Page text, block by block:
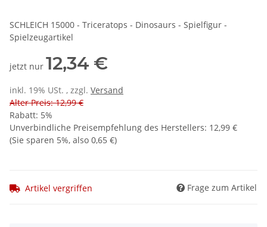
SCHLEICH 15000 - Triceratops - Dinosaurs - Spielfigur -
Spielzeugartikel
jetzt nur 12,34 €
inkl. 19% USt. , zzgl. Versand
Alter Preis: 12,99 €
Rabatt: 5%
Unverbindliche Preisempfehlung des Herstellers: 12,99 €
(Sie sparen 5%, also 0,65 €)
Artikel vergriffen Frage zum Artikel